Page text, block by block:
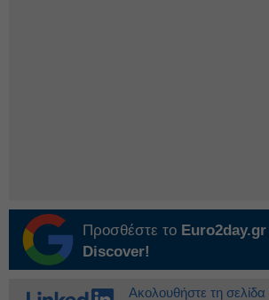
Προσθέστε το Euro2day.gr
Discover!
Ακολουθήστε τη σελίδα